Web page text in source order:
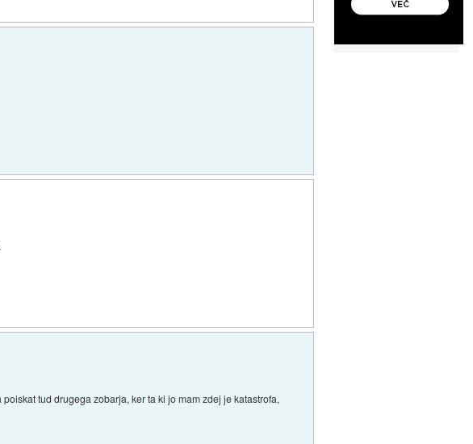
tud drugega zobarja, ker ta ki jo mam zdej je katastrofa,